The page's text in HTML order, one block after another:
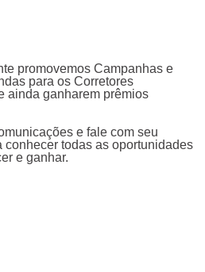
promovemos Campanhas e
para os Corretores
ainda ganharem prêmios
e fale com seu
conhecer todas as oportunidades
e ganhar.